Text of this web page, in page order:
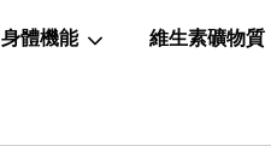
身體機能 維生素礦物質